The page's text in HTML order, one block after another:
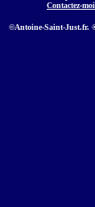
Contactez-
©Antoine-Saint-Just.fr.